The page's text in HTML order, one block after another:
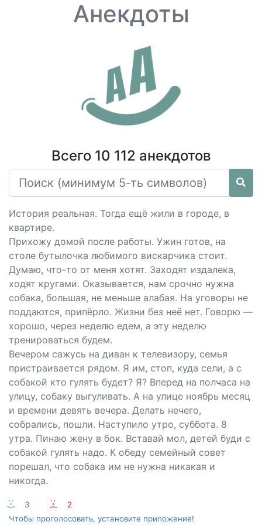
Анекдоты
Всего 10 112 анекдотов
История реальная. Тогда ещё жили в городе, в
квартире.
Прихожу домой после работы. Ужин готов, на
столе бутылочка любимого вискарчика стоит.
Думаю, что-то от меня хотят. Заходят издалека,
ходят кругами. Оказывается, нам срочно нужна
собака, большая, не меньше алабая. На уговоры не
поддаются, припёрло. Жизни без неё нет. Говорю —
хорошо, через неделю едем, а эту неделю
тренироваться будем.
Вечером сажусь на диван к телевизору, семья
пристраивается рядом. Я им, стоп, куда сели, а с
собакой кто гулять будет? Я? Вперед на полчаса на
улицу, собаку выгуливать. А на улице ноябрь месяц
и времени девять вечера. Делать нечего,
собрались, пошли. Наступило утро, суббота. 8
утра. Пинаю жену в бок. Вставай мол, детей буди с
собакой гулять надо. К обеду семейный совет
порешал, что собака им не нужна никакая и
никогда.
:-) 3 :-(
2
Чтобы проголосовать, установите приложение!